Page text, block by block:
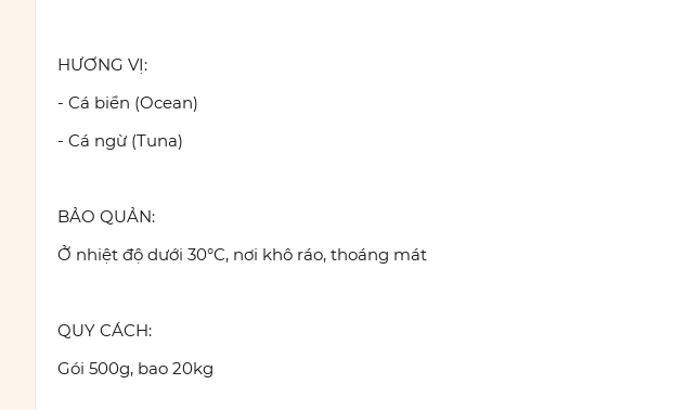
HƯƠNG VỊ:
- Cá biển (Ocean)
- Cá ngừ (Tuna)
BẢO QUẢN:
Ở nhiệt độ dưới 30°C, nơi khô ráo, thoáng mát
QUY CÁCH:
Gói 500g, bao 20kg